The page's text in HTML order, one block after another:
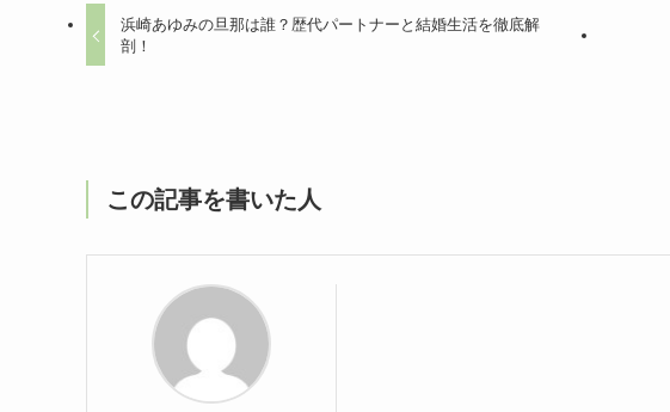
浜崎あゆみの旦那は誰？歴代パートナーと結婚生活を徹底解
剖！
この記事を書いた人